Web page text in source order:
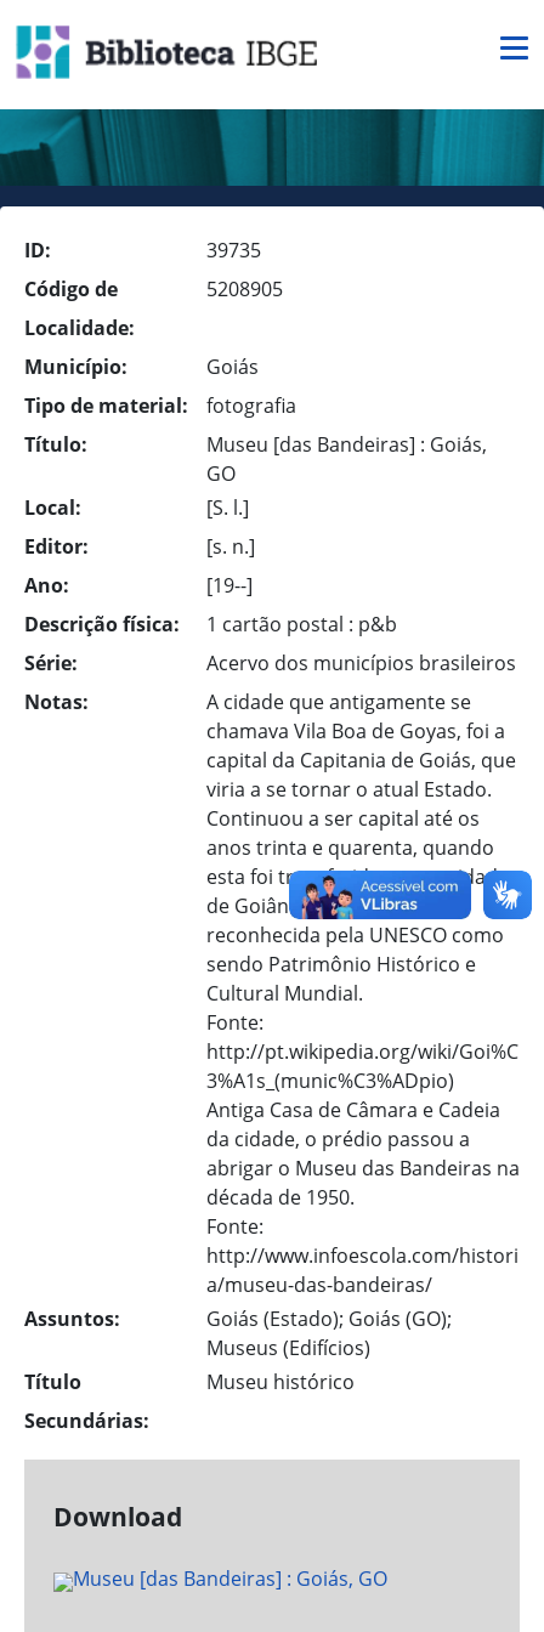
ID:
39735
Código de
Localidade:
5208905
Município:
Goiás
Tipo de material:
fotografia
Título:
Museu [das Bandeiras] : Goiás,
GO
Local:
[S. l.]
Editor:
[s. n.]
Ano:
[19--]
Descrição física:
1 cartão postal : p&b
Série:
Acervo dos municípios brasileiros
Notas:
A cidade que antigamente se
chamava Vila Boa de Goyas, foi a
capital da Capitania de Goiás, que
viria a se tornar o atual Estado.
Continuou a ser capital até os
anos trinta e quarenta, quando
esta foi transferida para a cidade
de Goiânia. Em 2001 foi
reconhecida pela UNESCO como
sendo Patrimônio Histórico e
Cultural Mundial.
Fonte:
http://pt.wikipedia.org/wiki/Goi%C
3%A1s_(munic%C3%ADpio)
Antiga Casa de Câmara e Cadeia
da cidade, o prédio passou a
abrigar o Museu das Bandeiras na
década de 1950.
Fonte:
http://www.infoescola.com/histori
a/museu-das-bandeiras/
Assuntos:
Goiás (Estado); Goiás (GO);
Museus (Edifícios)
Título
Secundárias:
Museu histórico
Download